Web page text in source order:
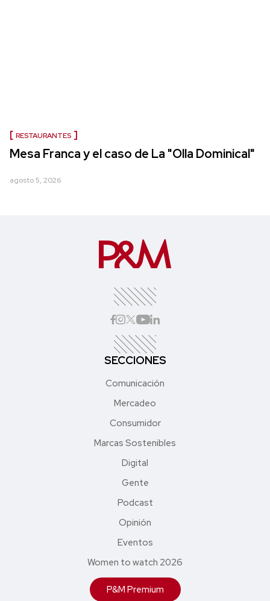
RESTAURANTES
Mesa Franca y el caso de La "Olla Dominical"
agosto 5, 2026
SECCIONES
Comunicación
Mercadeo
Consumidor
Marcas Sostenibles
Digital
Gente
Podcast
Opinión
Eventos
Women to watch 2026
P&M Premium